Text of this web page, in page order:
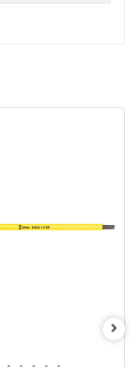
Anahtar,